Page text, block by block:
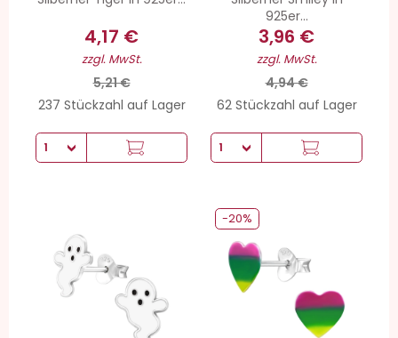
4,17 €
zzgl. MwSt.
5,21 €
237 Stückzahl auf Lager
925er...
3,96 €
zzgl. MwSt.
4,94 €
62 Stückzahl auf Lager
-20%